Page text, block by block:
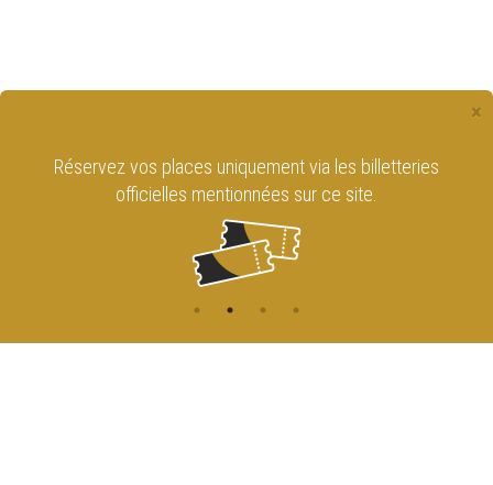
×
Réservez vos places uniquement via les billetteries
officielles mentionnées sur ce site.